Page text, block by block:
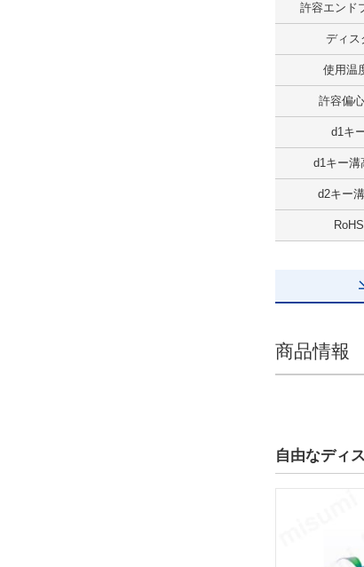
許容エンド
ディス
使用温
許容偏
d1キ
d1キー溝
d2キー
RoHS
商品情報
自由なディ